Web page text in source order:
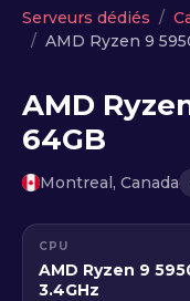
Serveurs dédiés
AMD Ryzen 9
AMD
64GB
Montreal, Canada
CPU
AMD Ryzen 9
3.4GHz